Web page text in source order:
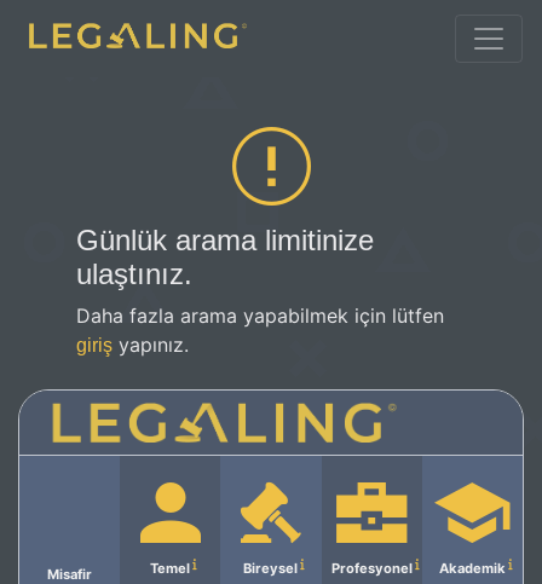
Günlük arama limitinize
ulaştınız.
Daha fazla arama yapabilmek için lütfen
giriş yapınız.
Misafir Temel Bireysel Profesyonel Akademik